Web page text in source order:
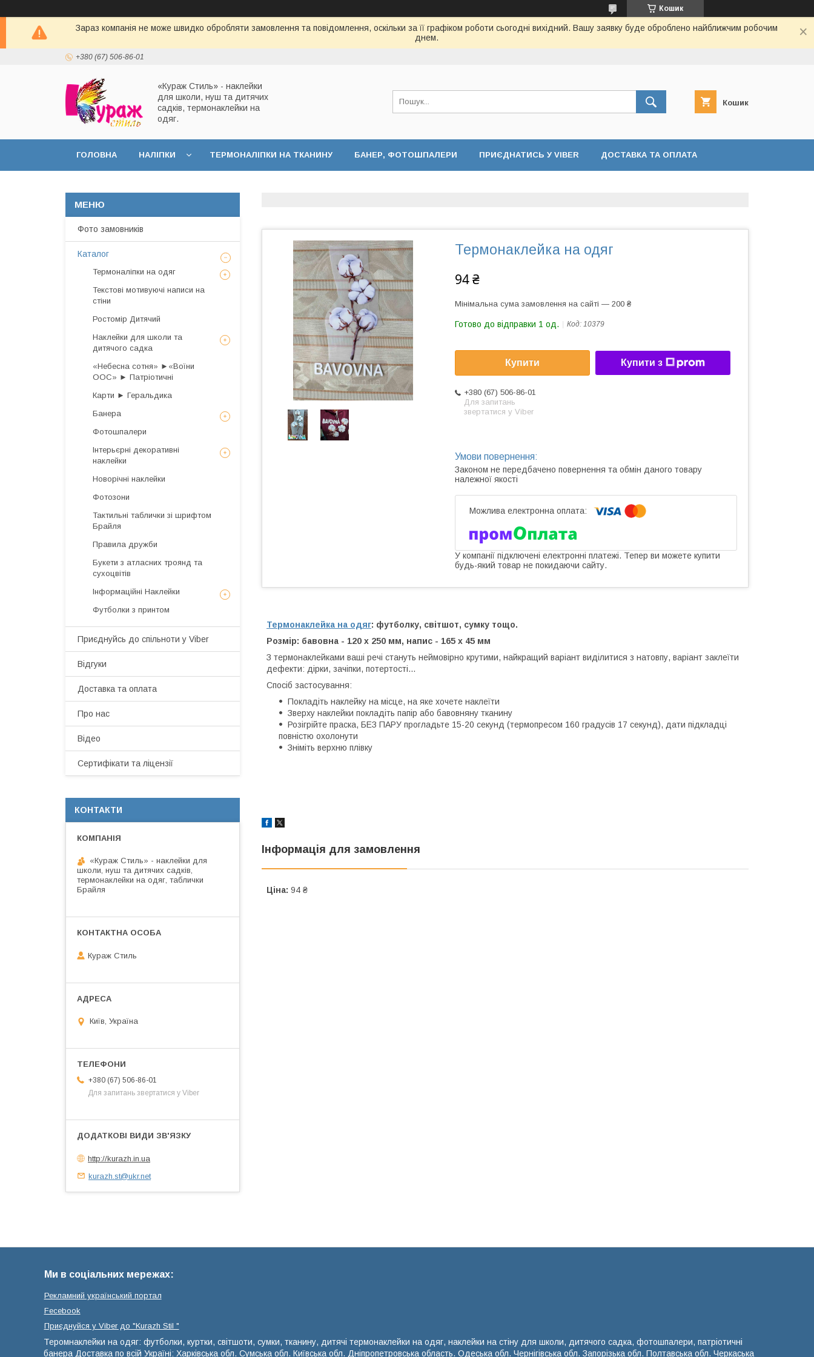
Кошик
Зараз компанія не може швидко обробляти замовлення та повідомлення, оскільки за її графіком роботи сьогодні вихідний. Вашу заявку буде оброблено найближчим робочим
днем.
+380 (67) 506-86-01
«Кураж Стиль» - наклейки
для школи, нуш та дитячих
садків, термонаклейки на
одяг.
Кошик
ГОЛОВНА НАЛІПКИ ТЕРМОНАЛІПКИ НА ТКАНИНУ БАНЕР, ФОТОШПАЛЕРИ ПРИЄДНАТИСЬ У VIBER ДОСТАВКА ТА ОПЛАТА
Термонаклейка на одяг
94 ₴
Мінімальна сума замовлення на сайті — 200 ₴
Готово до відправки 1 од. Код: 10379
Купити Купити з
+380 (67) 506-86-01
Для запитань
звертатися у Viber
Законом не передбачено повернення та обмін даного товару
належної якості
У компанії підключені електронні платежі. Тепер ви можете купити
будь-який товар не покидаючи сайту.
Термонаклейка на одяг: футболку, світшот, сумку тощо.
Розмір: бавовна - 120 х 250 мм, напис - 165 х 45 мм
З термонаклейками ваші речі стануть неймовірно крутими, найкращий варіант виділитися з натовпу, варіант заклеїти
дефекти: дірки, зачіпки, потертості...
Спосіб застосування:
Покладіть наклейку на місце, на яке хочете наклеїти
Зверху наклейки покладіть папір або бавовняну тканину
Розігрійте праска, БЕЗ ПАРУ прогладьте 15-20 секунд (термопресом 160 градусів 17 секунд), дати підкладці
повністю охолонути
Зніміть верхню плівку
Інформація для замовлення
Ціна: 94 ₴
Фото замовників
Каталог
Термоналіпки на одяг
Текстові мотивуючі написи на
стіни
Ростомір Дитячий
Наклейки для школи та
дитячого садка
«Небесна сотня» ►«Воїни
ООС» ► Патріотичні
Карти ► Геральдика
Банера
Фотошпалери
Інтерьєрні декоративні
наклейки
Новорічні наклейки
Фотозони
Тактильні таблички зі шрифтом
Брайля
Правила дружби
Букети з атласних троянд та
сухоцвітів
Інформаційні Наклейки
Футболки з принтом
Приєднуйсь до спільноти у Viber
Відгуки
Доставка та оплата
Про нас
Відео
Сертифікати та ліцензії
КОНТАКТИ
«Кураж Стиль» - наклейки для
школи, нуш та дитячих садків,
термонаклейки на одяг, таблички
Брайля
Кураж Стиль
Київ, Україна
+380 (67) 506-86-01
Для запитань звертатися у Viber
http://kurazh.in.ua
kurazh.st@ukr.net
Ми в соціальних мережах:
Рекламний український портал
Fecebook
Приєднуйся у Viber до ⁨"Kurazh Stil "
Теромнаклейки на одяг: футболки, куртки, світшоти, сумки, тканину, дитячі термонаклейки на одяг, наклейки на стіну для школи, дитячого садка, фотошпалери, патріотичні
банера Доставка по всій Україні: Харківська обл. Сумська обл. Київська обл. Дніпропетровська область. Одеська обл. Чернігівська обл. Запорізька обл. Полтавська обл. Черкаська